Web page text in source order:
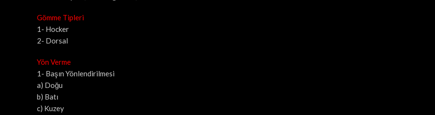
Gömme Tipleri
1- Hocker
2- Dorsal
Yön Verme
1- Başın Yönlendirilmesi
a) Doğu
b) Batı
c) Kuzey